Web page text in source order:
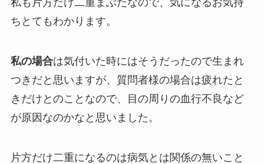
私も片方だけ二重まぶたなので、気になるお気持
ちとてもわかります。
私の場合は気付いた時にはそうだったので生まれ
つきだと思いますが、質問者様の場合は疲れたと
きだけとのことなので、目の周りの血行不良など
が原因なのかなと思いました。
片方だけ二重になるのは病気とは関係の無いこと